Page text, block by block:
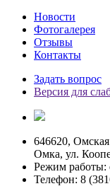
Новости
Фотогалерея
Отзывы
Контакты
Задать вопрос
Версия для
646620,
Омка, ул.
Режим работы:
Телефон: 8